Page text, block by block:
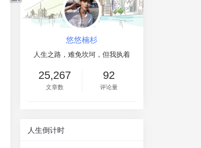
悠悠楠杉
人生之路，难免坎坷，但我执着
25,267
文章数
92
评论量
人生倒计时